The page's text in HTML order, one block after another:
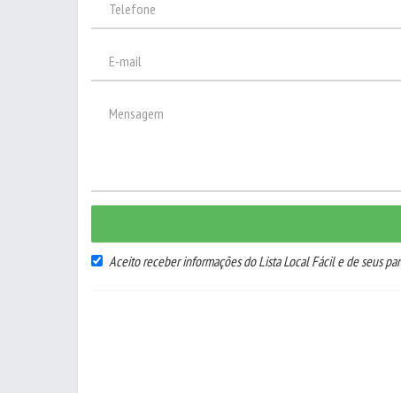
Aceito receber informações do Lista Local Fácil e de seus